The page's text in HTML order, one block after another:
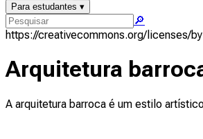
Para estudantes ▾
🔎
https://creativecommons.org/licenses/
Arquitetura
A arquitetura barroca é um estilo